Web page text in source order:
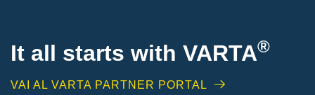
It all starts with VARTA®
VAI AL VARTA PARTNER PORTAL